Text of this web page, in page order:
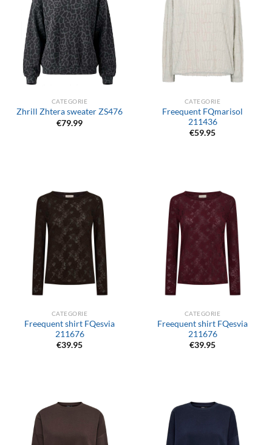
CATEGORIE
Zhrill Zhtera sweater ZS476
€79.99
CATEGORIE
Freequent FQmarisol
211436
€59.95
CATEGORIE
Freequent shirt FQesvia
211676
€39.95
CATEGORIE
Freequent shirt FQesvia
211676
€39.95